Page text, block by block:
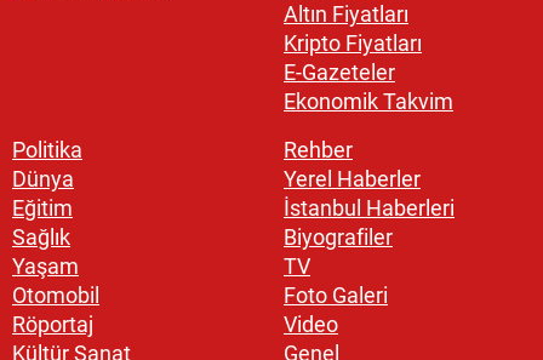
Altın Fiyatları
Kripto Fiyatları
E-Gazeteler
Ekonomik Takvim
Politika
Dünya
Eğitim
Sağlık
Yaşam
Otomobil
Röportaj
Kültür Sanat
Rehber
Yerel Haberler
İstanbul Haberleri
Biyografiler
TV
Foto Galeri
Video
Genel